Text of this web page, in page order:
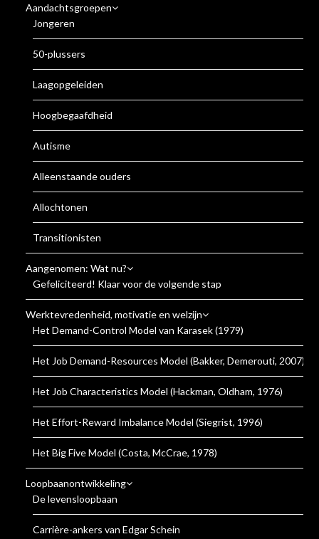
Aandachtsgroepen
Jongeren
50-plussers
Laagopgeleiden
Hoogbegaafdheid
Autisme
Alleenstaande ouders
Allochtonen
Transitionisten
Aangenomen: Wat nu?
Gefeliciteerd! Klaar voor de volgende stap
Werktevredenheid, motivatie en welzijn
Het Demand-Control Model van Karasek (1979)
Het Job Demand-Resources Model (Bakker, Demerouti, 2007)
Het Job Characteristics Model (Hackman, Oldham, 1976)
Het Effort-Reward Imbalance Model (Siegrist, 1996)
Het Big Five Model (Costa, McCrae, 1978)
Loopbaanontwikkeling
De levensloopbaan
Carrière-ankers van Edgar Schein